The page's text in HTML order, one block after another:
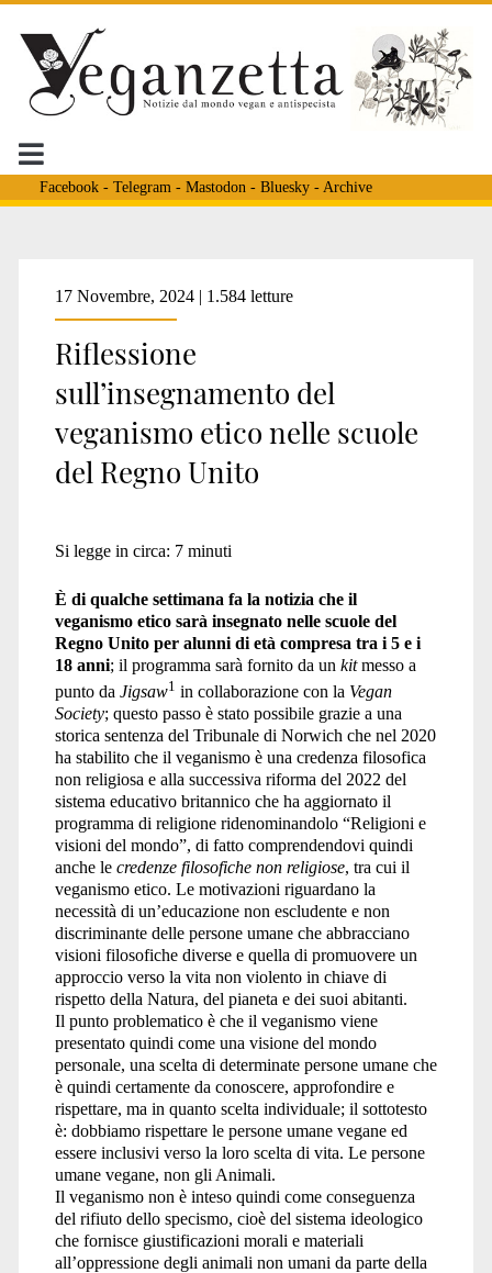
Facebook- Telegram - Mastodon - Bluesky- Archive
17 Novembre, 2024 | 1.584 letture
Riflessione
sull’insegnamento del
veganismo etico nelle scuole
del Regno Unito
Si legge in circa: 7 minuti
È di qualche settimana fa la notizia che il
veganismo etico sarà insegnato nelle scuole del
Regno Unito per alunni di età compresa tra i 5 e i
18 anni; il programma sarà fornito da un kitmesso a
punto da Jigsaw1 in collaborazione con la Vegan
Society; questo passo è stato possibile grazie a una
storica sentenza del Tribunale di Norwich che nel 2020
ha stabilito che il veganismo è una credenza filosofica
non religiosa e alla successiva riforma del 2022 del
sistema educativo britannico che ha aggiornato il
programma di religione ridenominandolo “Religioni e
visioni del mondo”, di fatto comprendendovi quindi
anche le credenze filosofiche non religiose, tra cui il
veganismo etico. Le motivazioni riguardano la
necessità di un’educazione non escludente e non
discriminante delle persone umane che abbracciano
visioni filosofiche diverse e quella di promuovere un
approccio verso la vita non violento in chiave di
rispetto della Natura, del pianeta e dei suoi abitanti.
Il punto problematico è che il veganismo viene
presentato quindi come una visione del mondo
personale, una scelta di determinate persone umane che
è quindi certamente da conoscere, approfondire e
rispettare, ma in quanto scelta individuale; il sottotesto
è: dobbiamo rispettare le persone umane vegane ed
essere inclusivi verso la loro scelta di vita. Le persone
umane vegane, non gli Animali.
Il veganismo non è inteso quindi come conseguenza
del rifiuto dello specismo, cioè del sistema ideologico
che fornisce giustificazioni morali e materiali
all’oppressione degli animali non umani da parte della